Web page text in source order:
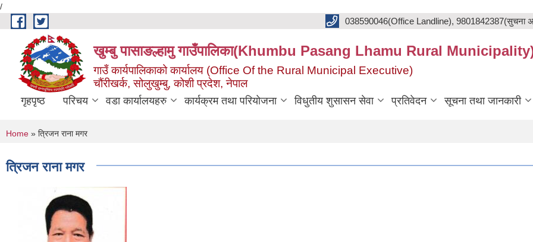
/
Skip to main content
038590046(Office Landline), 9801842387(सुचना
खुम्बु पासाङल्हामु गाउँपालिका(Khumbu Pasang Lhamu Rural
गाउँ कार्यपालिकाको कार्यालय (Office Of the Rural Municipal Executive)
चौंरीखर्क, सोलुखुम्बु, कोशी प्रदेश, नेपाल
गृहपृष्ठ परिचय वडा कार्यालयहरु कार्यक्रम तथा परियोजना विधुतीय शुसासन सेवा प्रतिवेदन सूचना तथा जानकारी
You are here
Home » त्रिजन राना मगर
त्रिजन राना मगर